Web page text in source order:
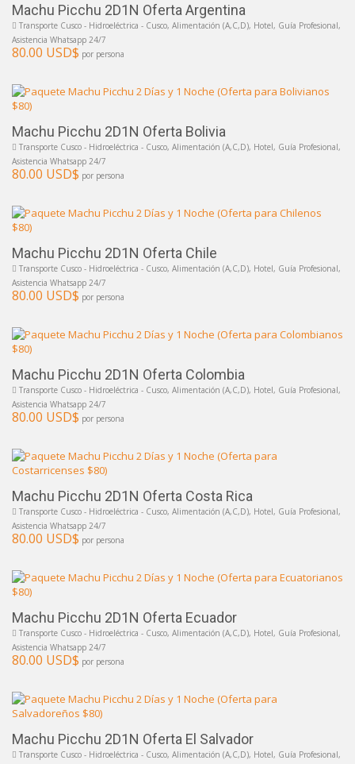
Machu Picchu 2D1N Oferta Argentina
Transporte Cusco - Hidroeléctrica - Cusco, Alimentación (A,C,D), Hotel, Guía Profesional,
Asistencia Whatsapp 24/7
80.00 USD$ por persona
Machu Picchu 2D1N Oferta Bolivia
Transporte Cusco - Hidroeléctrica - Cusco, Alimentación (A,C,D), Hotel, Guía Profesional,
Asistencia Whatsapp 24/7
80.00 USD$ por persona
Machu Picchu 2D1N Oferta Chile
Transporte Cusco - Hidroeléctrica - Cusco, Alimentación (A,C,D), Hotel, Guía Profesional,
Asistencia Whatsapp 24/7
80.00 USD$ por persona
Machu Picchu 2D1N Oferta Colombia
Transporte Cusco - Hidroeléctrica - Cusco, Alimentación (A,C,D), Hotel, Guía Profesional,
Asistencia Whatsapp 24/7
80.00 USD$ por persona
Machu Picchu 2D1N Oferta Costa Rica
Transporte Cusco - Hidroeléctrica - Cusco, Alimentación (A,C,D), Hotel, Guía Profesional,
Asistencia Whatsapp 24/7
80.00 USD$ por persona
Machu Picchu 2D1N Oferta Ecuador
Transporte Cusco - Hidroeléctrica - Cusco, Alimentación (A,C,D), Hotel, Guía Profesional,
Asistencia Whatsapp 24/7
80.00 USD$ por persona
Machu Picchu 2D1N Oferta El Salvador
Transporte Cusco - Hidroeléctrica - Cusco, Alimentación (A,C,D), Hotel, Guía Profesional,